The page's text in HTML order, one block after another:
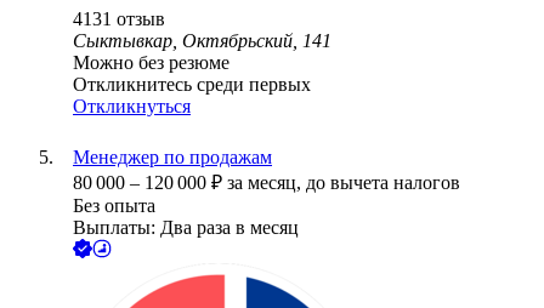
4131 отзыв
Сыктывкар, Октябрьский, 141
Можно без резюме
Откликнитесь среди первых
Откликнуться
Менеджер по продажам
80 000 – 120 000 ₽ за месяц, до вычета налогов
Без опыта
Выплаты: Два раза в месяц